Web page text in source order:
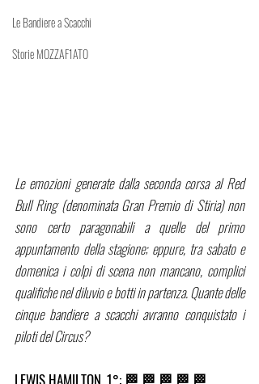
Le Bandiere a Scacchi
Storie MOZZAF1ATO
Le emozioni generate dalla seconda corsa al Red
Bull Ring (denominata Gran Premio di Stiria) non
sono certo paragonabili a quelle del primo
appuntamento della stagione; eppure, tra sabato e
domenica i colpi di scena non mancano, complici
qualifiche nel diluvio e botti in partenza. Quante delle
cinque bandiere a scacchi avranno conquistato i
piloti del Circus?
LEWIS HAMILTON, 1°: 🏁 🏁 🏁 🏁 🏁